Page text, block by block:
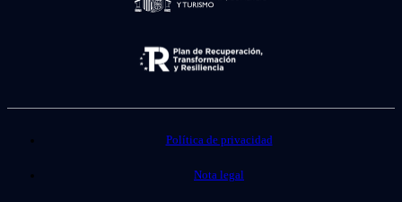
Política de privacidad
Nota legal